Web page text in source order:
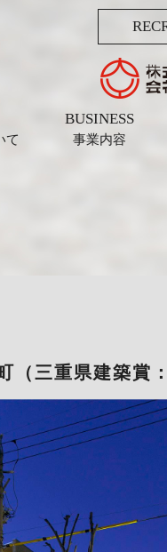
て
BUSINESS
事業内容
（三重県建築賞